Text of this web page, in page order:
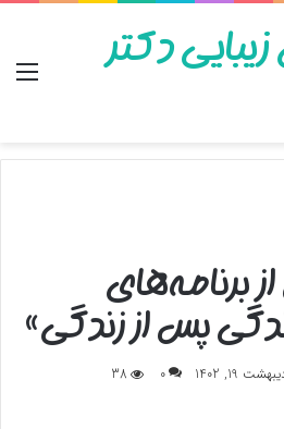
دکتر
برنامه‌های
پس از زندگی»
19, 1402
0
38